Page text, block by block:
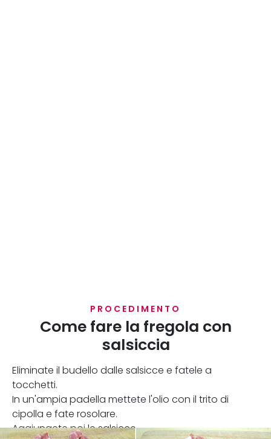
PROCEDIMENTO
Come fare la fregola con
salsiccia
Eliminate il budello dalle salsicce e fatele a
tocchetti.
In un'ampia padella mettete l'olio con il trito di
cipolla e fate rosolare.
Aggiungete poi le salsicce.